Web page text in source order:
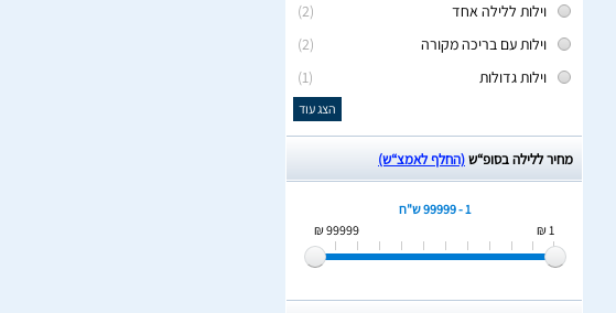
(2)
וילות ללילה אחד
(2)
וילות עם בריכה מקורה
(1)
וילות גדולות
הצג עוד
מחיר ללילה בסופ“ש(החלף לאמצ“ש)
1 - 99999 ש"ח
1 ₪
99999 ₪